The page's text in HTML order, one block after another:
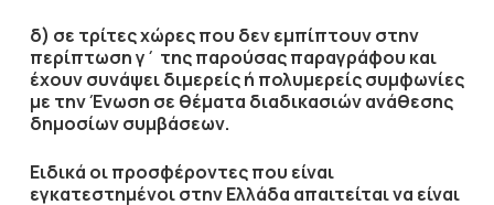
δ) σε τρίτες χώρες που δεν εμπίπτουν στην
περίπτωση γ΄ της παρούσας παραγράφου και
έχουν συνάψει διμερείς ή πολυμερείς συμφωνίες
με την Ένωση σε θέματα διαδικασιών ανάθεσης
δημοσίων συμβάσεων.
Ειδικά οι προσφέροντες που είναι
εγκατεστημένοι στην Ελλάδα απαιτείται να είναι